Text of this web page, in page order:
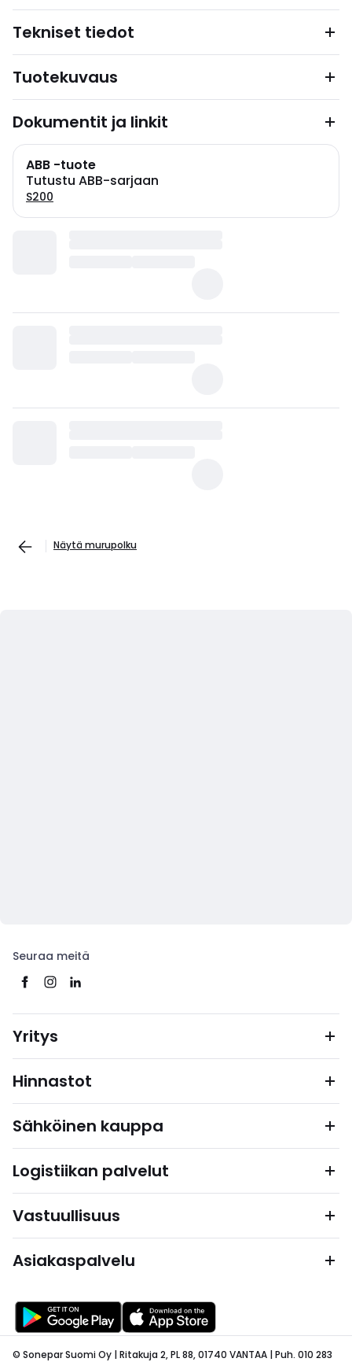
Tekniset tiedot
Tuotekuvaus
Dokumentit ja linkit
ABB -tuote
Tutustu ABB-sarjaan
S200
Näytä murupolku
Seuraa meitä
Yritys
Hinnastot
Sähköinen kauppa
Logistiikan palvelut
Vastuullisuus
Asiakaspalvelu
© Sonepar Suomi Oy | Ritakuja 2, PL 88, 01740 VANTAA | Puh. 010 283